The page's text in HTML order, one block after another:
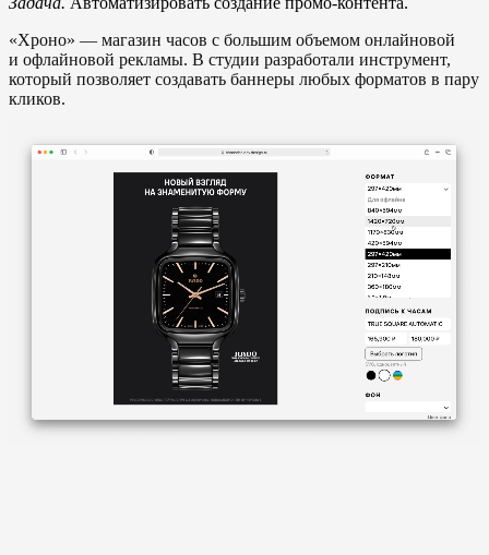
«Хроно» — магазин часов с большим объемом онлайновой
и офлайновой рекламы. В студии разработали инструмент,
который позволяет создавать баннеры любых форматов в пару
кликов.